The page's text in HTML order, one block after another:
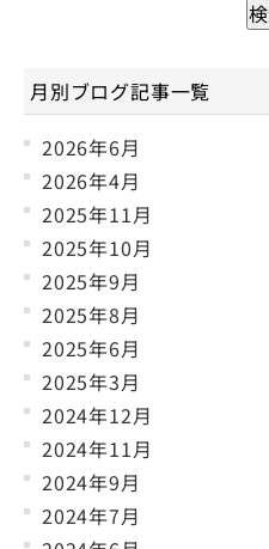
月別ブログ記事一覧
2026年6月
2026年4月
2025年11月
2025年10月
2025年9月
2025年8月
2025年6月
2025年3月
2024年12月
2024年11月
2024年9月
2024年7月